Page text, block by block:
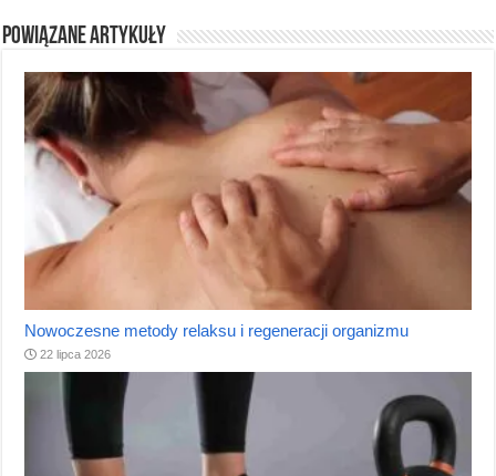
Powiązane artykuły
Nowoczesne metody relaksu i regeneracji organizmu
22 lipca 2026